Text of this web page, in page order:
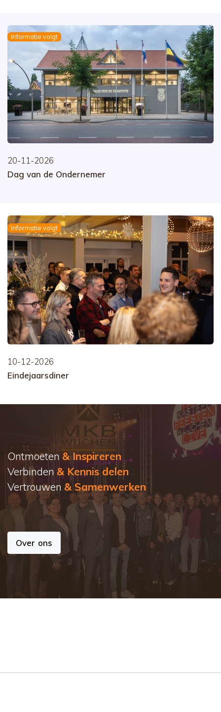
Informatie volgt
20-11-2026
Dag van de Ondernemer
Informatie volgt
10-12-2026
Eindejaarsdiner
Ontmoeten & Inspireren
Verbinden & Kennis delen
Vertrouwen & Samenwerken
Over ons